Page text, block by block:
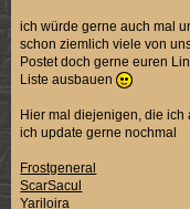
ich würde gerne auch mal
schon ziemlich viele von
Postet doch gerne euren
Liste ausbauen
Hier mal diejenigen, die ich
ich update gerne nochmal
Frostgeneral
ScarSacul
Yariloira